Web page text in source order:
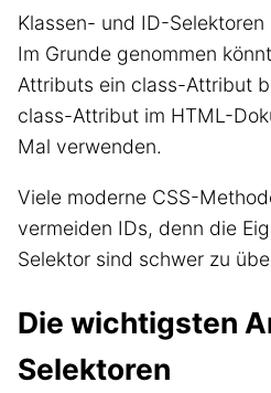
Klassen- und ID-
Im Grunde genommen
Attributs ein class-Attribut
class-Attribut im HTML-
Mal verwenden.
Viele moderne CSS-
vermeiden IDs, denn die
Selektor sind schwer zu
Die wichtigsten
Selektoren